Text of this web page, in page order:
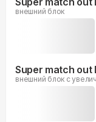
внешний блок
Super match out
внешний блок c